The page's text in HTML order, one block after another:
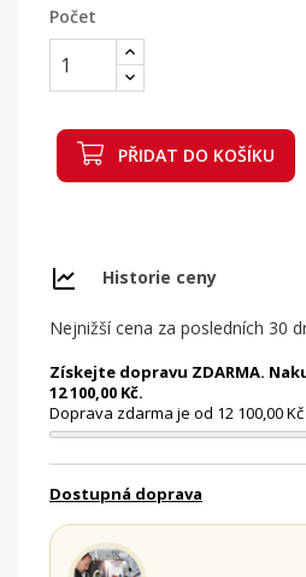
Počet
PŘIDAT DO KOŠÍKU
Historie ceny
Nejnižší cena za posledních 30
Získejte dopravu ZDARMA.
12 100,00 Kč.
Doprava zdarma je od 12 100,00 Kč
Dostupná doprava